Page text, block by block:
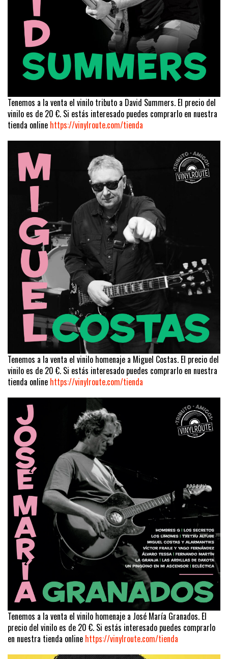
Tenemos a la venta el vinilo tributo a David Summers. El precio del
vinilo es de 20 €. Si estás interesado puedes comprarlo en nuestra
tienda online https://vinylroute.com/tienda
Tenemos a la venta el vinilo homenaje a Miguel Costas. El precio del
vinilo es de 20 €. Si estás interesado puedes comprarlo en nuestra
tienda online https://vinylroute.com/tienda
Tenemos a la venta el vinilo homenaje a José María Granados. El
precio del vinilo es de 20 €. Si estás interesado puedes comprarlo
en nuestra tienda online https://vinylroute.com/tienda